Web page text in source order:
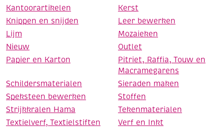
Kantoorartikelen
Kerst
Knippen en snijden
Leer bewerken
Lijm
Mozaieken
Nieuw
Outlet
Papier en Karton
Pitriet, Raffia, Touw en
Macramegarens
Schildersmaterialen
Sieraden maken
Speksteen bewerken
Stoffen
Strijkkralen Hama
Tekenmaterialen
Textielverf, Textielstiften
Verf en Inkt